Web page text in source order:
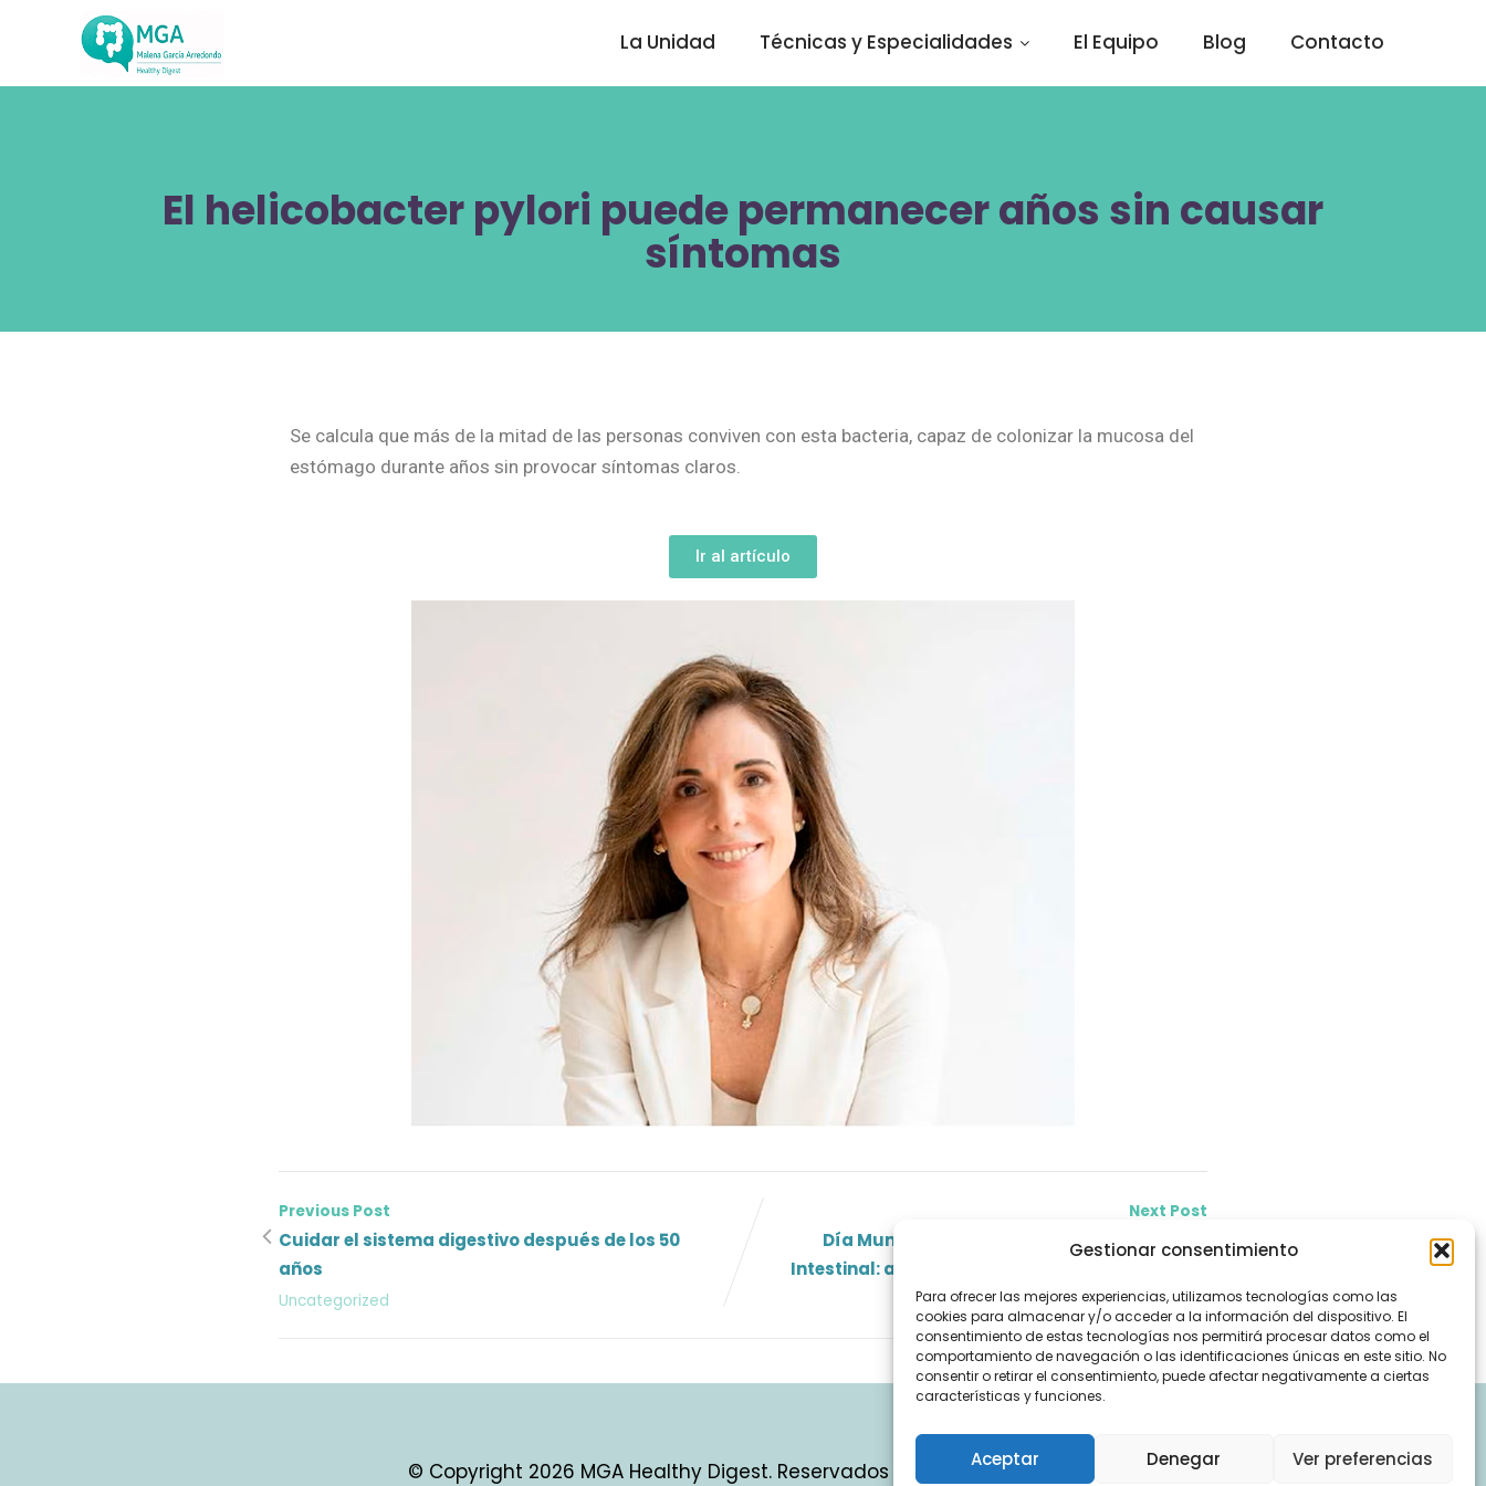
Gestionar consentimiento
Para ofrecer las mejores experiencias, utilizamos tecnologías como las
cookies para almacenar y/o acceder a la información del dispositivo. El
consentimiento de estas tecnologías nos permitirá procesar datos como el
comportamiento de navegación o las identificaciones únicas en este sitio. No
consentir o retirar el consentimiento, puede afectar negativamente a ciertas
características y funciones.
Aceptar Denegar Ver preferencias
La Unidad Técnicas y Especialidades El Equipo Blog Contacto
El helicobacter pylori puede permanecer años sin causar
síntomas
Se calcula que más de la mitad de las personas conviven con esta bacteria, capaz de colonizar la mucosa del
estómago durante años sin provocar síntomas claros.
Ir al artículo
Previous Post
Cuidar el sistema digestivo después de los 50
años
Uncategorized
Next Post
Día Mundial de la Enfermedad Inflamatoria
Intestinal: alerta sobre estrés y salud digestiva
Uncategorized
© Copyright 2026 MGA Healthy Digest. Reservados todos los derechos